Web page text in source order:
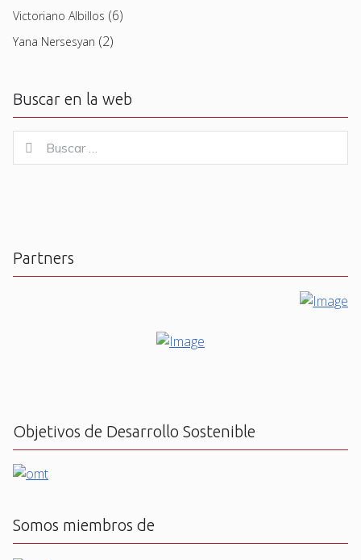
Victoriano Albillos (6)
Yana Nersesyan (2)
Buscar en la web
for:
Buscar
Partners
Objetivos de Desarrollo Sostenible
Somos miembros de